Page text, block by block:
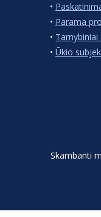
•
• Parama
•
• Ūkio
Skambanti